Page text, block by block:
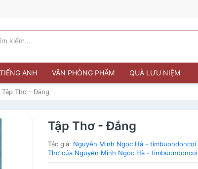
ANH VĂN PHÒNG PHẨM QUÀ LƯU NIỆM
Tập Thơ - Đắng
Tập Thơ - Đắng
Tác giả: Nguyễn Minh Ngọc Hà - timbuondoncoi
Thơ của Nguyễn Minh Ngọc Hà - timbuondoncoi